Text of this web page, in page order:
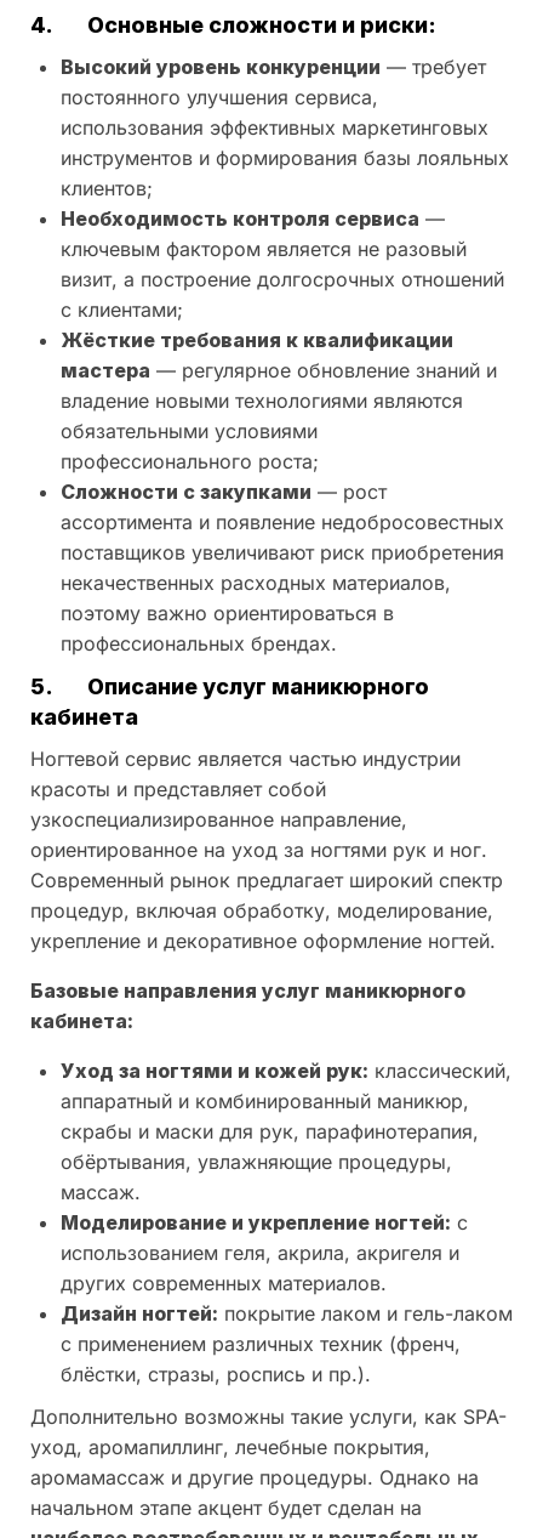
4. Основные сложности и риски:
Высокий уровень конкуренции — требует
постоянного улучшения сервиса,
использования эффективных маркетинговых
инструментов и формирования базы лояльных
клиентов;
Необходимость контроля сервиса —
ключевым фактором является не разовый
визит, а построение долгосрочных отношений
с клиентами;
Жёсткие требования к квалификации
мастера — регулярное обновление знаний и
владение новыми технологиями являются
обязательными условиями
профессионального роста;
Сложности с закупками — рост
ассортимента и появление недобросовестных
поставщиков увеличивают риск приобретения
некачественных расходных материалов,
поэтому важно ориентироваться в
профессиональных брендах.
5. Описание услуг маникюрного
кабинета
Ногтевой сервис является частью индустрии
красоты и представляет собой
узкоспециализированное направление,
ориентированное на уход за ногтями рук и ног.
Современный рынок предлагает широкий спектр
процедур, включая обработку, моделирование,
укрепление и декоративное оформление ногтей.
Базовые направления услуг маникюрного
кабинета:
Уход за ногтями и кожей рук: классический,
аппаратный и комбинированный маникюр,
скрабы и маски для рук, парафинотерапия,
обёртывания, увлажняющие процедуры,
массаж.
Моделирование и укрепление ногтей: с
использованием геля, акрила, акригеля и
других современных материалов.
Дизайн ногтей: покрытие лаком и гель-лаком
с применением различных техник (френч,
блёстки, стразы, роспись и пр.).
Дополнительно возможны такие услуги, как SPA-
уход, аромапиллинг, лечебные покрытия,
аромамассаж и другие процедуры. Однако на
начальном этапе акцент будет сделан на